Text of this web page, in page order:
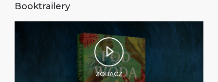
Booktrailery
ZOBACZ